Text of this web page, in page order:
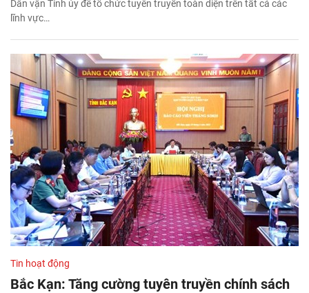
Dân vận Tỉnh ủy để tổ chức tuyên truyền toàn diện trên tất cả các
lĩnh vực…
Tin hoạt động
Bắc Kạn: Tăng cường tuyên truyền chính sách